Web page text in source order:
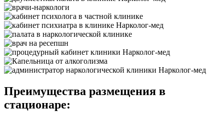
Преимущества размещения в
стационаре: